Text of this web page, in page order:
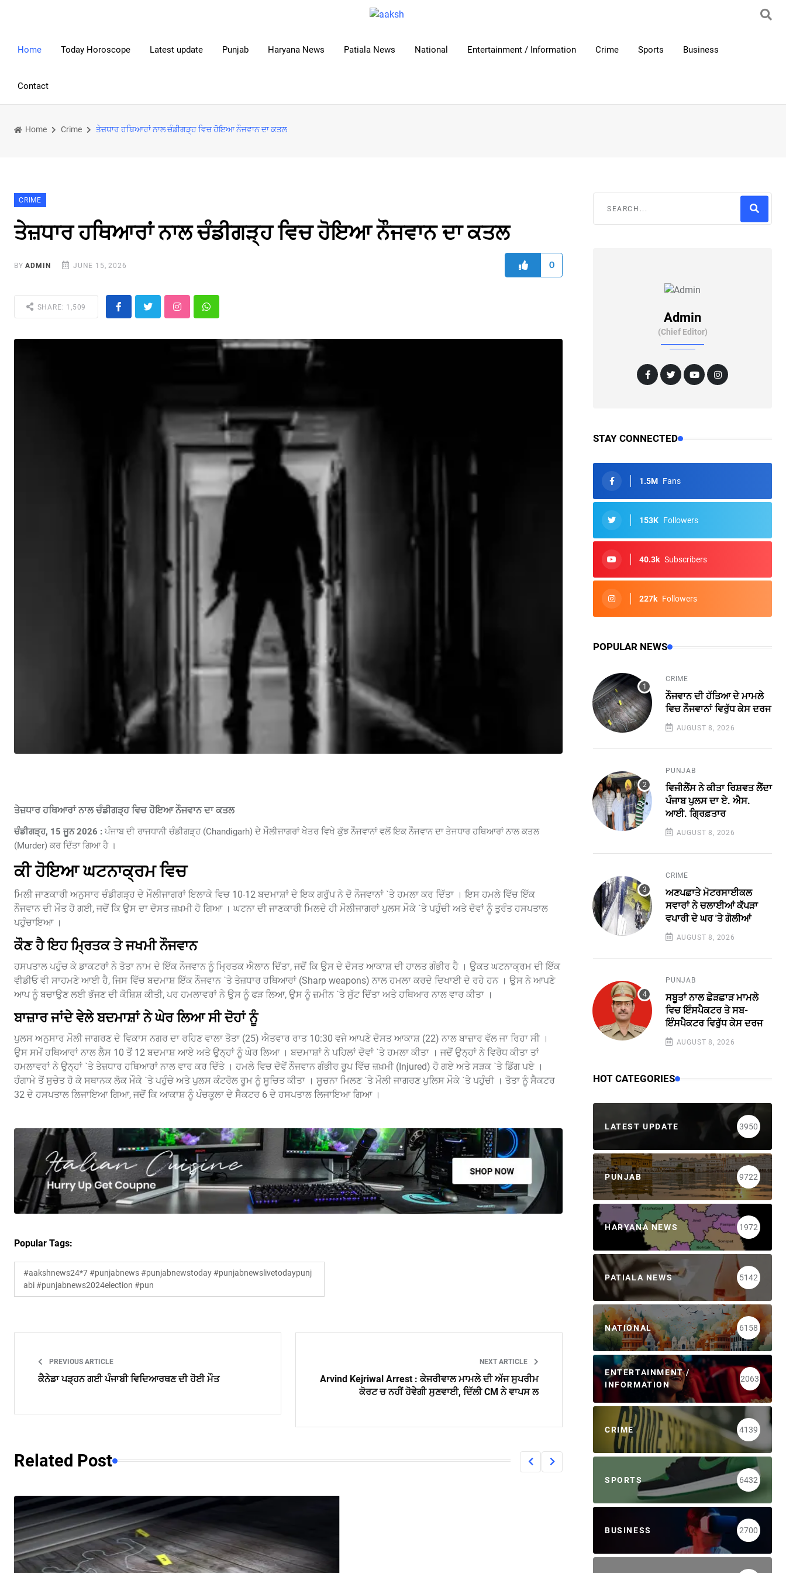
Home Today Horoscope Latest update Punjab Haryana News Patiala News National Entertainment / Information Crime Sports Business
Contact
Home Crime ਤੇਜ਼ਧਾਰ ਹਥਿਆਰਾਂ ਨਾਲ ਚੰਡੀਗੜ੍ਹ ਵਿਚ ਹੋਇਆ ਨੌਜਵਾਨ ਦਾ ਕਤਲ
CRIME
ਤੇਜ਼ਧਾਰ ਹਥਿਆਰਾਂ ਨਾਲ ਚੰਡੀਗੜ੍ਹ ਵਿਚ ਹੋਇਆ ਨੌਜਵਾਨ ਦਾ ਕਤਲ
BYADMIN JUNE 15, 2026 0
SHARE: 1,509
ਤੇਜ਼ਧਾਰ ਹਥਿਆਰਾਂ ਨਾਲ ਚੰਡੀਗੜ੍ਹ ਵਿਚ ਹੋਇਆ ਨੌਜਵਾਨ ਦਾ ਕਤਲ
ਚੰਡੀਗੜ੍ਹ, 15 ਜੂਨ 2026 : ਪੰਜਾਬ ਦੀ ਰਾਜਧਾਨੀ ਚੰਡੀਗੜ੍ਹ (Chandigarh) ਦੇ ਮੌਲੀਜਾਗਰਾਂ ਖੇੇਤਰ ਵਿਖੇ ਕੁੱਝ ਨੌਜਵਾਨਾਂ ਵਲੋਂ ਇਕ ਨੌਜਵਾਨ ਦਾ ਤੇਜਧਾਰ ਹਥਿਆਰਾਂ ਨਾਲ ਕਤਲ
(Murder) ਕਰ ਦਿੱਤਾ ਗਿਆ ਹੈ ।
ਕੀ ਹੋਇਆ ਘਟਨਾਕ੍ਰਮ ਵਿਚ
ਮਿਲੀ ਜਾਣਕਾਰੀ ਅਨੁਸਾਰ ਚੰਡੀਗੜ੍ਹ ਦੇ ਮੌਲੀਜਾਗਰਾਂ ਇਲਾਕੇ ਵਿਚ 10-12 ਬਦਮਾਸ਼ਾਂ ਦੇ ਇਕ ਗਰੁੱਪ ਨੇ ਦੋ ਨੌਜਵਾਨਾਂ `ਤੇ ਹਮਲਾ ਕਰ ਦਿੱਤਾ । ਇਸ ਹਮਲੇ ਵਿੱਚ ਇੱਕ
ਨੌਜਵਾਨ ਦੀ ਮੌਤ ਹੋ ਗਈ, ਜਦੋਂ ਕਿ ਉਸ ਦਾ ਦੋਸਤ ਜ਼ਖ਼ਮੀ ਹੋ ਗਿਆ । ਘਟਨਾ ਦੀ ਜਾਣਕਾਰੀ ਮਿਲਦੇ ਹੀ ਮੌਲੀਜਾਗਰਾਂ ਪੁਲਸ ਮੌਕੇ `ਤੇ ਪਹੁੰਚੀ ਅਤੇ ਦੋਵਾਂ ਨੂੰ ਤੁਰੰਤ ਹਸਪਤਾਲ
ਪਹੁੰਚਾਇਆ ।
ਕੌਣ ਹੈ ਇਹ ਮ੍ਰਿਤਕ ਤੇ ਜਖਮੀ ਨੌਜਵਾਨ
ਹਸਪਤਾਲ ਪਹੁੰਚ ਕੇ ਡਾਕਟਰਾਂ ਨੇ ਤੋਤਾ ਨਾਮ ਦੇ ਇੱਕ ਨੌਜਵਾਨ ਨੂੰ ਮ੍ਰਿਤਕ ਐਲਾਨ ਦਿੱਤਾ, ਜਦੋਂ ਕਿ ਉਸ ਦੇ ਦੋਸਤ ਆਕਾਸ਼ ਦੀ ਹਾਲਤ ਗੰਭੀਰ ਹੈ । ਉਕਤ ਘਟਨਾਕ੍ਰਮ ਦੀ ਇੱਕ
ਵੀਡੀਓ ਵੀ ਸਾਹਮਣੇ ਆਈ ਹੈ, ਜਿਸ ਵਿੱਚ ਬਦਮਾਸ਼ ਇੱਕ ਨੌਜਵਾਨ `ਤੇ ਤੇਜ਼ਧਾਰ ਹਥਿਆਰਾਂ (Sharp weapons) ਨਾਲ ਹਮਲਾ ਕਰਦੇ ਦਿਖਾਈ ਦੇ ਰਹੇ ਹਨ । ਉਸ ਨੇ ਆਪਣੇ
ਆਪ ਨੂੰ ਬਚਾਉਣ ਲਈ ਭੱਜਣ ਦੀ ਕੋਸ਼ਿਸ਼ ਕੀਤੀ, ਪਰ ਹਮਲਾਵਰਾਂ ਨੇ ਉਸ ਨੂੰ ਫੜ ਲਿਆ, ਉਸ ਨੂੰ ਜ਼ਮੀਨ `ਤੇ ਸੁੱਟ ਦਿੱਤਾ ਅਤੇ ਹਥਿਆਰ ਨਾਲ ਵਾਰ ਕੀਤਾ ।
ਬਾਜ਼ਾਰ ਜਾਂਦੇ ਵੇਲੇ ਬਦਮਾਸ਼ਾਂ ਨੇ ਘੇਰ ਲਿਆ ਸੀ ਦੋਹਾਂ ਨੂੰ
ਪੁਲਸ ਅਨੁਸਾਰ ਮੌਲੀ ਜਾਗਰਣ ਦੇ ਵਿਕਾਸ ਨਗਰ ਦਾ ਰਹਿਣ ਵਾਲਾ ਤੋਤਾ (25) ਐਤਵਾਰ ਰਾਤ 10:30 ਵਜੇ ਆਪਣੇ ਦੋਸਤ ਆਕਾਸ਼ (22) ਨਾਲ ਬਾਜ਼ਾਰ ਵੱਲ ਜਾ ਰਿਹਾ ਸੀ ।
ਉਸ ਸਮੇਂ ਹਥਿਆਰਾਂ ਨਾਲ ਲੈਸ 10 ਤੋਂ 12 ਬਦਮਾਸ਼ ਆਏ ਅਤੇ ਉਨ੍ਹਾਂ ਨੂੰ ਘੇਰ ਲਿਆ । ਬਦਮਾਸ਼ਾਂ ਨੇ ਪਹਿਲਾਂ ਦੋਵਾਂ `ਤੇ ਹਮਲਾ ਕੀਤਾ । ਜਦੋਂ ਉਨ੍ਹਾਂ ਨੇ ਵਿਰੋਧ ਕੀਤਾ ਤਾਂ
ਹਮਲਾਵਰਾਂ ਨੇ ਉਨ੍ਹਾਂ `ਤੇ ਤੇਜ਼ਧਾਰ ਹਥਿਆਰਾਂ ਨਾਲ ਵਾਰ ਕਰ ਦਿੱਤੇ । ਹਮਲੇ ਵਿਚ ਦੋਵੇਂ ਨੌਜਵਾਨ ਗੰਭੀਰ ਰੂਪ ਵਿੱਚ ਜ਼ਖ਼ਮੀ (Injured) ਹੋ ਗਏ ਅਤੇ ਸੜਕ `ਤੇ ਡਿੱਗ ਪਏ ।
ਹੰਗਾਮੇ ਤੋਂ ਸੁਚੇਤ ਹੋ ਕੇ ਸਥਾਨਕ ਲੋਕ ਮੌਕੇ `ਤੇ ਪਹੁੰਚੇ ਅਤੇ ਪੁਲਸ ਕੰਟਰੋਲ ਰੂਮ ਨੂੰ ਸੂਚਿਤ ਕੀਤਾ । ਸੂਚਨਾ ਮਿਲਣ `ਤੇ ਮੌਲੀ ਜਾਗਰਣ ਪੁਲਿਸ ਮੌਕੇ `ਤੇ ਪਹੁੰਚੀ । ਤੋਤਾ ਨੂੰ ਸੈਕਟਰ
32 ਦੇ ਹਸਪਤਾਲ ਲਿਜਾਇਆ ਗਿਆ, ਜਦੋਂ ਕਿ ਆਕਾਸ਼ ਨੂੰ ਪੰਚਕੂਲਾ ਦੇ ਸੈਕਟਰ 6 ਦੇ ਹਸਪਤਾਲ ਲਿਜਾਇਆ ਗਿਆ ।
Popular Tags:
#aakshnews24*7 #punjabnews #punjabnewstoday #punjabnewslivetodaypunj
abi #punjabnews2024election #pun
PREVIOUS ARTICLE
ਕੈਨੇਡਾ ਪੜ੍ਹਨ ਗਈ ਪੰਜਾਬੀ ਵਿਦਿਆਰਥਣ ਦੀ ਹੋਈ ਮੌਤ
NEXT ARTICLE
Arvind Kejriwal Arrest : ਕੇਜਰੀਵਾਲ ਮਾਮਲੇ ਦੀ ਅੱਜ ਸੁਪਰੀਮ
ਕੋਰਟ ਚ ਨਹੀਂ ਹੋਵੇਗੀ ਸੁਣਵਾਈ, ਦਿੱਲੀ CM ਨੇ ਵਾਪਸ ਲ
Related Post
Admin
(Chief Editor)
STAY CONNECTED
1.5M Fans
153K Followers
40.3k Subscribers
227k Followers
POPULAR NEWS
CRIME
ਨੌਜਵਾਨ ਦੀ ਹੱਤਿਆ ਦੇ ਮਾਮਲੇ
ਵਿਚ ਨੌਜਵਾਨਾਂ ਵਿਰੁੱਧ ਕੇਸ ਦਰਜ
AUGUST 8, 2026
PUNJAB
ਵਿਜੀਲੈਂਸ ਨੇ ਕੀਤਾ ਰਿਸ਼ਵਤ ਲੈਂਦਾ
ਪੰਜਾਬ ਪੁਲਸ ਦਾ ਏ. ਐਸ.
ਆਈ. ਗ੍ਰਿਫ਼ਤਾਰ
AUGUST 8, 2026
CRIME
ਅਣਪਛਾਤੇ ਮੋਟਰਸਾਈਕਲ
ਸਵਾਰਾਂ ਨੇ ਚਲਾਈਆਂ ਕੱਪੜਾ
ਵਪਾਰੀ ਦੇ ਘਰ 'ਤੇ ਗੋਲੀਆਂ
AUGUST 8, 2026
PUNJAB
ਸਬੂਤਾਂ ਨਾਲ ਛੇੜਛਾੜ ਮਾਮਲੇ
ਵਿਚ ਇੰਸਪੈਕਟਰ ਤੇ ਸਬ-
ਇੰਸਪੈਕਟਰ ਵਿਰੁੱਧ ਕੇਸ ਦਰਜ
AUGUST 8, 2026
HOT CATEGORIES
LATEST UPDATE 3950
PUNJAB 9722
HARYANA NEWS 1972
PATIALA NEWS 5142
NATIONAL 6158
ENTERTAINMENT /
INFORMATION
2063
CRIME 4139
SPORTS 6432
BUSINESS 2700